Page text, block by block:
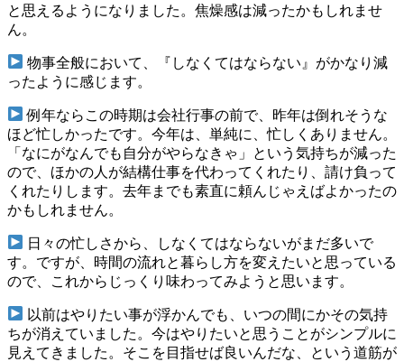
と思えるようになりました。焦燥感は減ったかもしれませ
ん。
物事全般において、『しなくてはならない』がかなり減
ったように感じます。
例年ならこの時期は会社行事の前で、昨年は倒れそうな
ほど忙しかったです。今年は、単純に、忙しくありません。
「なにがなんでも自分がやらなきゃ」という気持ちが減った
ので、ほかの人が結構仕事を代わってくれたり、請け負って
くれたりします。去年までも素直に頼んじゃえばよかったの
かもしれません。
日々の忙しさから、しなくてはならないがまだ多いで
す。ですが、時間の流れと暮らし方を変えたいと思っている
ので、これからじっくり味わってみようと思います。
以前はやりたい事が浮かんでも、いつの間にかその気持
ちが消えていました。今はやりたいと思うことがシンプルに
見えてきました。そこを目指せば良いんだな、という道筋が